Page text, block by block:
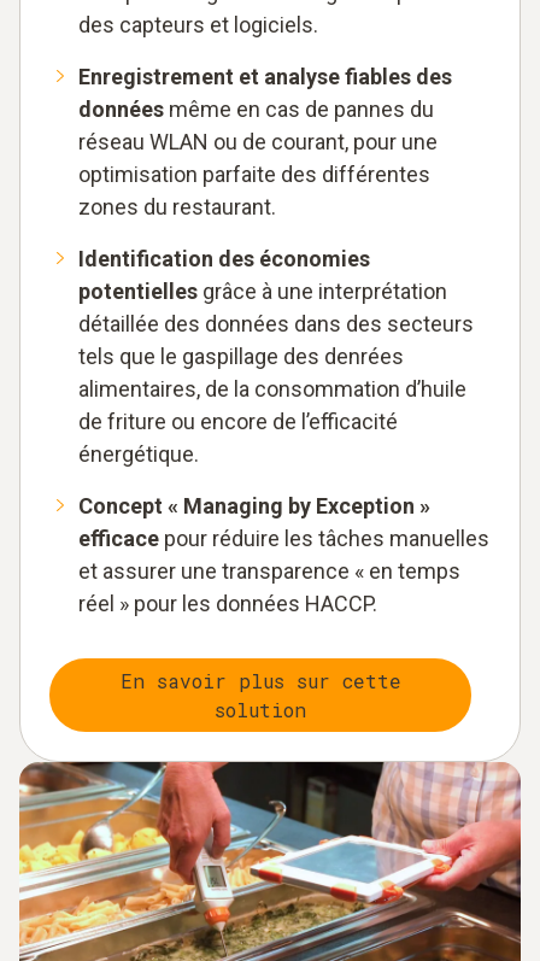
des capteurs et logiciels.
Enregistrement et analyse fiables des
données même en cas de pannes du
réseau WLAN ou de courant, pour une
optimisation parfaite des différentes
zones du restaurant.
Identification des économies
potentielles grâce à une interprétation
détaillée des données dans des secteurs
tels que le gaspillage des denrées
alimentaires, de la consommation d’huile
de friture ou encore de l’efficacité
énergétique.
Concept « Managing by Exception »
efficace pour réduire les tâches manuelles
et assurer une transparence « en temps
réel » pour les données HACCP.
En savoir plus sur cette
solution